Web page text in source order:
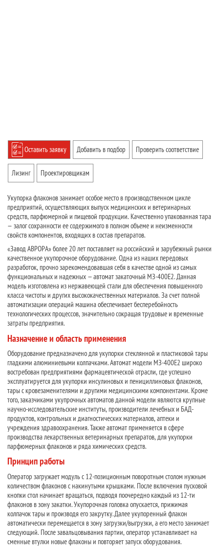
Оставить заявку Добавить в подбор Проверить соответствие
Лизинг Проектировщикам
Укупорка флаконов занимает особое место в производственном цикле
предприятий, осуществляющих выпуск медицинских и ветеринарных
средств, парфюмерной и пищевой продукции. Качественно упакованная тара
— залог сохранности ее содержимого в полном объеме и неизменности
свойств компонентов, входящих в состав препаратов.
«Завод АВРОРА» более 20 лет поставляет на российский и зарубежный рынки
качественное укупорочное оборудование. Одна из наших передовых
разработок, прочно зарекомендовавшая себя в качестве одной из самых
функциональных и надежных — автомат закаточный МЗ-400Е2. Данная
модель изготовлена из нержавеющей стали для обеспечения повышенного
класса чистоты и других высококачественных материалов. За счет полной
автоматизации операций машина обеспечивает бесперебойность
технологических процессов, значительно сокращая трудовые и временные
затраты предприятия.
Назначение и область применения
Оборудование предназначено для укупорки стеклянной и пластиковой тары
гладкими алюминиевыми колпачками. Автомат модели МЗ-400Е2 широко
востребован предприятиями фармацевтической отрасли, где успешно
эксплуатируется для укупорки инсулиновых и пенициллиновых флаконов,
тары с кровезаменителями и другими медицинскими компонентами. Кроме
того, заказчиками укупрочных автоматов данной модели являются крупные
научно-исследовательские институты, производители лечебных и БАД-
продуктов, контрольных и диагностических материалов, аптеки и
учреждения здравоохранения. Также автомат применяется в сфере
производства лекарственных ветеринарных препаратов, для укупорки
парфюмерных флаконов и ряда химических средств.
Принцип работы
Оператор загружает модуль с 12-позиционным поворотным столом нужным
количеством флаконов с накинутыми крышками. После включения пусковой
кнопки стол начинает вращаться, подводя поочередно каждый из 12-ти
флаконов в зону закатки. Укупорочная головка опускается, прижимая
колпачок тары и производя его закрутку. Далее укупоренный флакон
автоматически перемещается в зону загрузки/выгрузки, а его место занимает
следующий. После завальцовывания партии, оператор устанавливает на
сменные втулки новые флаконы и повторяет запуск оборудования.